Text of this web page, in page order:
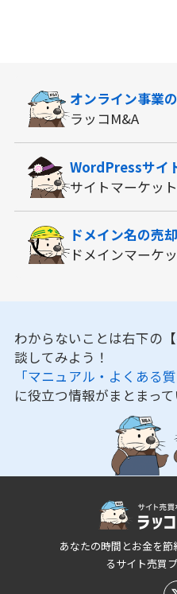
オンライン事業
ラッコM&A
WordPressサイ
サイトマーケット
ドメイン名の売
ドメインマーケ
わからないことは右下の
談してみよう！
「マニュアル・よくある質
に役立つ情報がまとまって
あなたの時間とお金を
るサイト売買